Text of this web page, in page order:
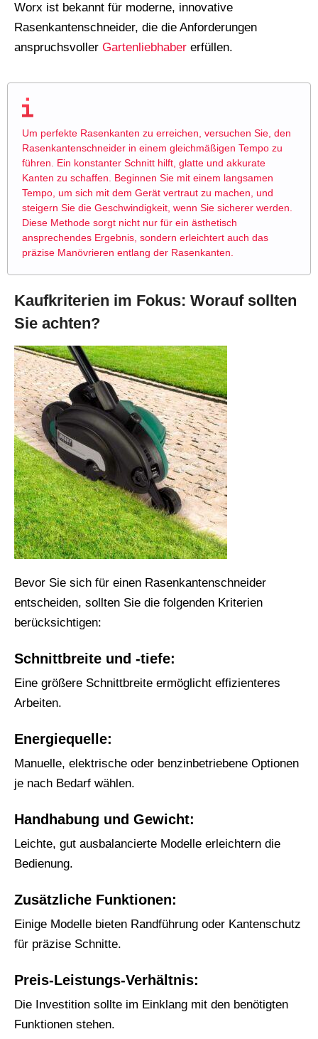
Worx ist bekannt für moderne, innovative
Rasenkantenschneider, die die Anforderungen
anspruchsvoller Gartenliebhaber erfüllen.
Um perfekte Rasenkanten zu erreichen, versuchen Sie, den
Rasenkantenschneider in einem gleichmäßigen Tempo zu
führen. Ein konstanter Schnitt hilft, glatte und akkurate
Kanten zu schaffen. Beginnen Sie mit einem langsamen
Tempo, um sich mit dem Gerät vertraut zu machen, und
steigern Sie die Geschwindigkeit, wenn Sie sicherer werden.
Diese Methode sorgt nicht nur für ein ästhetisch
ansprechendes Ergebnis, sondern erleichtert auch das
präzise Manövrieren entlang der Rasenkanten.
Kaufkriterien im Fokus: Worauf sollten
Sie achten?
Bevor Sie sich für einen Rasenkantenschneider
entscheiden, sollten Sie die folgenden Kriterien
berücksichtigen:
Schnittbreite und -tiefe:
Eine größere Schnittbreite ermöglicht effizienteres
Arbeiten.
Energiequelle:
Manuelle, elektrische oder benzinbetriebene Optionen
je nach Bedarf wählen.
Handhabung und Gewicht:
Leichte, gut ausbalancierte Modelle erleichtern die
Bedienung.
Zusätzliche Funktionen:
Einige Modelle bieten Randführung oder Kantenschutz
für präzise Schnitte.
Preis-Leistungs-Verhältnis:
Die Investition sollte im Einklang mit den benötigten
Funktionen stehen.